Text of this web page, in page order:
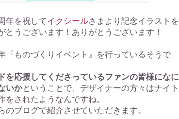
年を祝してイクシールさまより記念イラストを
とうございます！ありがとうございます！
『ものづくりイベント』を行っているそうで
を応援してくださっているファンの皆様になに
いかということで、デザイナーの方々はナイト
をされたようなんですね。
のブログで紹介させていただきます。